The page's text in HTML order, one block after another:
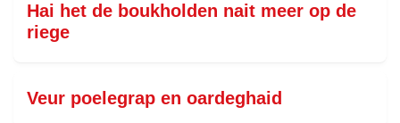
Hai het de boukholden nait meer op de
riege
Veur poelegrap en oardeghaid